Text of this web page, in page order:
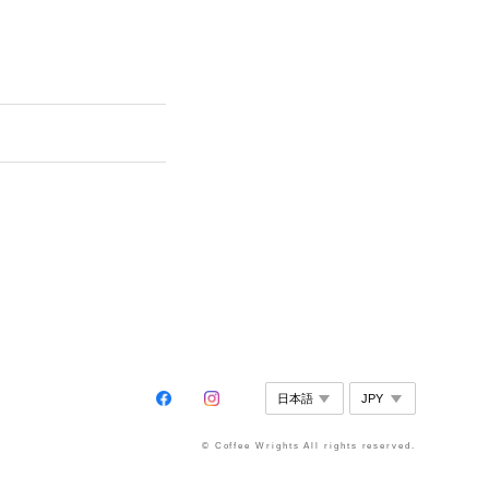
© Coffee Wrights All rights reserved.